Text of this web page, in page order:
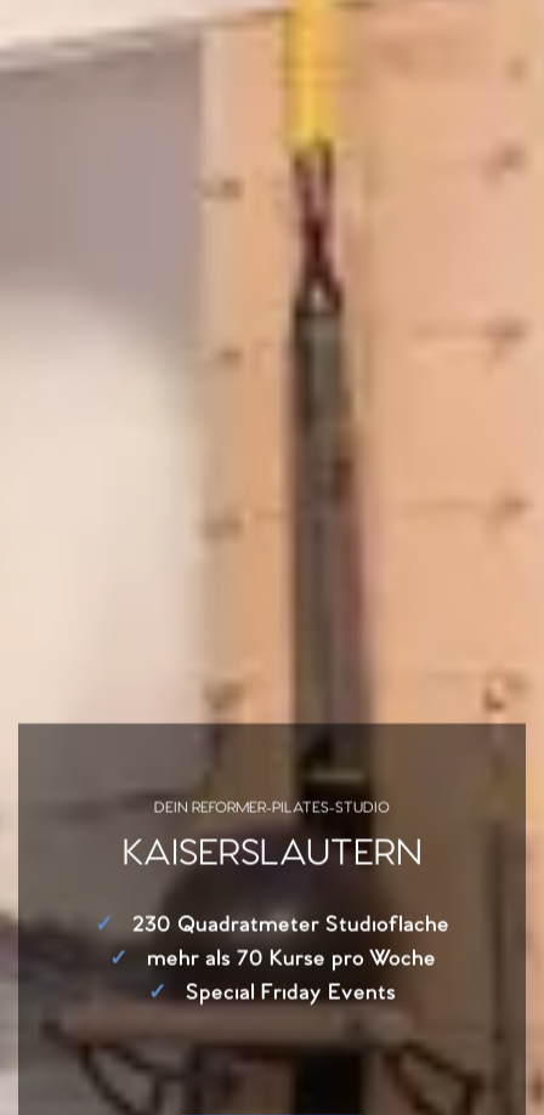
DEIN REFORMER-PILATES-STUDIO
KAISERSLAUTERN
✓
230 Quadratmeter Studiofläche
✓
mehr als 70 Kurse pro Woche
✓
Special Friday Events